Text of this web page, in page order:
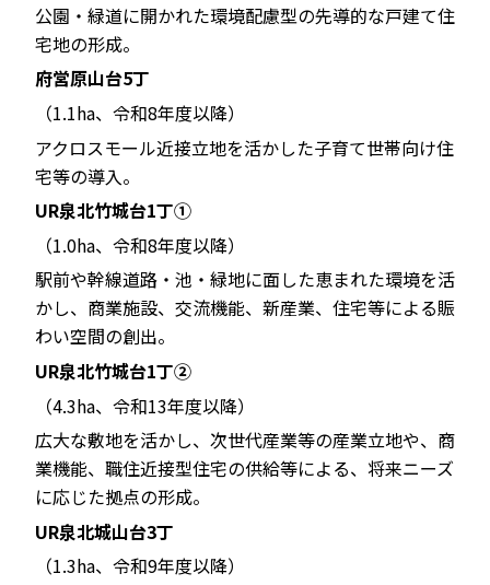
公園・緑道に開かれた環境配慮型の先導的な戸建て住
宅地の形成。
府営原山台5丁
（1.1ha、令和8年度以降）
アクロスモール近接立地を活かした子育て世帯向け住
宅等の導入。
UR泉北竹城台1丁①
（1.0ha、令和8年度以降）
駅前や幹線道路・池・緑地に面した恵まれた環境を活
かし、商業施設、交流機能、新産業、住宅等による賑
わい空間の創出。
UR泉北竹城台1丁②
（4.3ha、令和13年度以降）
広大な敷地を活かし、次世代産業等の産業立地や、商
業機能、職住近接型住宅の供給等による、将来ニーズ
に応じた拠点の形成。
UR泉北城山台3丁
（1.3ha、令和9年度以降）